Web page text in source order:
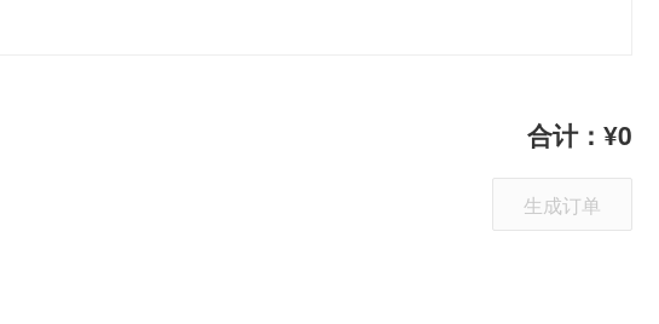
合计： 0
生成订单